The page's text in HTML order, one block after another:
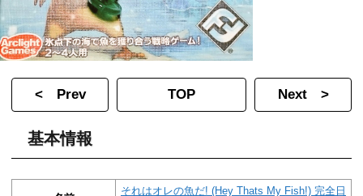
< Prev TOP Next >
基本情報
それはオレの魚だ! (Hey Thats My Fish!) 完全日